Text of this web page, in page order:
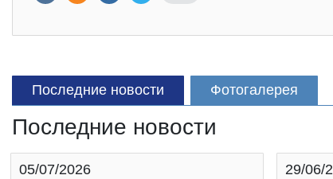
Последние новости Фотогалерея
Последние новости
05/07/2026
29/06/